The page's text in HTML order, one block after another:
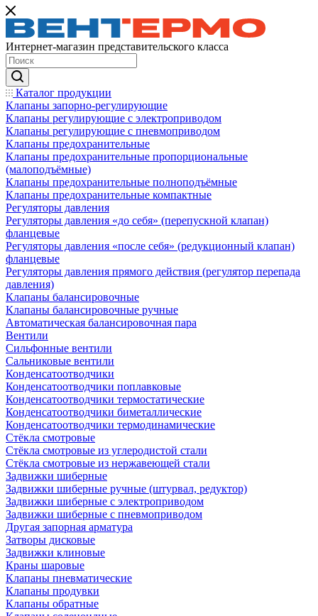
Интернет-магазин представительского класса
Каталог продукции
Клапаны запорно-регулирующие
Клапаны регулирующие с электроприводом
Клапаны регулирующие с пневмоприводом
Клапаны предохранительные
Клапаны предохранительные пропорциональные
(малоподъёмные)
Клапаны предохранительные полноподъёмные
Клапаны предохранительные компактные
Регуляторы давления
Регуляторы давления «до себя» (перепускной клапан)
фланцевые
Регуляторы давления «после себя» (редукционный клапан)
фланцевые
Регуляторы давления прямого действия (регулятор перепада
давления)
Клапаны балансировочные
Клапаны балансировочные ручные
Автоматическая балансировочная пара
Вентили
Сильфонные вентили
Сальниковые вентили
Конденсатоотводчики
Конденсатоотводчики поплавковые
Конденсатоотводчики термостатические
Конденсатоотводчики биметаллические
Конденсатоотводчики термодинамические
Стёкла смотровые
Стёкла смотровые из углеродистой стали
Стёкла смотровые из нержавеющей стали
Задвижки шиберные
Задвижки шиберные ручные (штурвал, редуктор)
Задвижки шиберные с электроприводом
Задвижки шиберные с пневмоприводом
Другая запорная арматура
Затворы дисковые
Задвижки клиновые
Краны шаровые
Клапаны пневматические
Клапаны продувки
Клапаны обратные